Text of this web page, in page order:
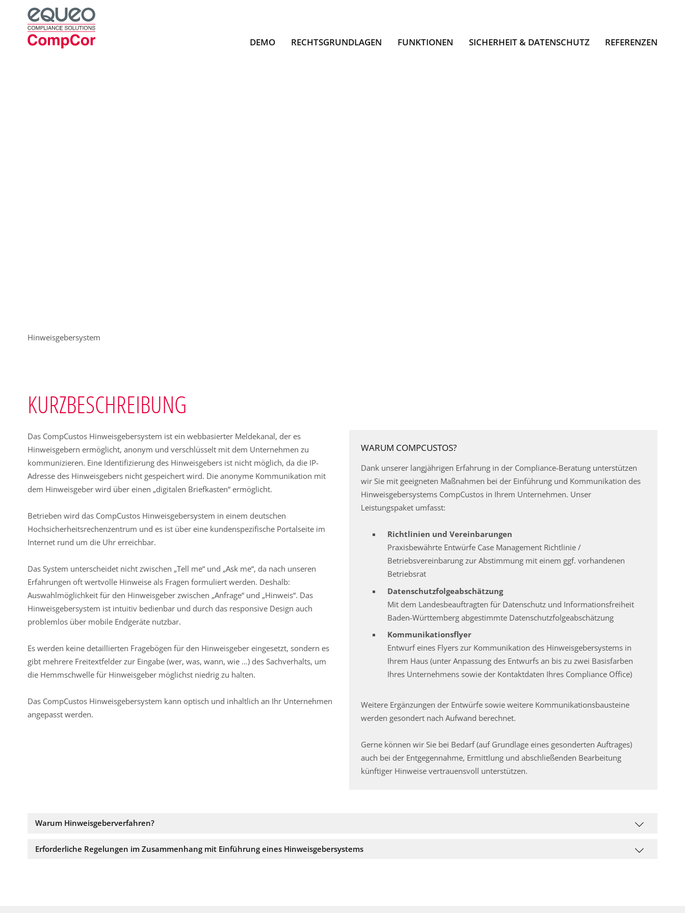
DEMO RECHTSGRUNDLAGEN FUNKTIONEN SICHERHEIT & DATENSCHUTZ REFERENZEN
Hinweisgebersystem
KURZBESCHREIBUNG
Das CompCustos Hinweisgebersystem ist ein webbasierter Meldekanal, der es
Hinweisgebern ermöglicht, anonym und verschlüsselt mit dem Unternehmen zu
kommunizieren. Eine Identifizierung des Hinweisgebers ist nicht möglich, da die IP-
Adresse des Hinweisgebers nicht gespeichert wird. Die anonyme Kommunikation mit
dem Hinweisgeber wird über einen „digitalen Briefkasten“ ermöglicht.
Betrieben wird das CompCustos Hinweisgebersystem in einem deutschen
Hochsicherheitsrechenzentrum und es ist über eine kundenspezifische Portalseite im
Internet rund um die Uhr erreichbar.
Das System unterscheidet nicht zwischen „Tell me“ und „Ask me“, da nach unseren
Erfahrungen oft wertvolle Hinweise als Fragen formuliert werden. Deshalb:
Auswahlmöglichkeit für den Hinweisgeber zwischen „Anfrage“ und „Hinweis“. Das
Hinweisgebersystem ist intuitiv bedienbar und durch das responsive Design auch
problemlos über mobile Endgeräte nutzbar.
Es werden keine detaillierten Fragebögen für den Hinweisgeber eingesetzt, sondern es
gibt mehrere Freitextfelder zur Eingabe (wer, was, wann, wie …) des Sachverhalts, um
die Hemmschwelle für Hinweisgeber möglichst niedrig zu halten.
Das CompCustos Hinweisgebersystem kann optisch und inhaltlich an Ihr Unternehmen
angepasst werden.
WARUM COMPCUSTOS?
Dank unserer langjährigen Erfahrung in der Compliance-Beratung unterstützen
wir Sie mit geeigneten Maßnahmen bei der Einführung und Kommunikation des
Hinweisgebersystems CompCustos in Ihrem Unternehmen. Unser
Leistungspaket umfasst:
Richtlinien und Vereinbarungen
Praxisbewährte Entwürfe Case Management Richtlinie /
Betriebsvereinbarung zur Abstimmung mit einem ggf. vorhandenen
Betriebsrat
Datenschutzfolgeabschätzung
Mit dem Landesbeauftragten für Datenschutz und Informationsfreiheit
Baden-Württemberg abgestimmte Datenschutzfolgeabschätzung
Kommunikationsflyer
Entwurf eines Flyers zur Kommunikation des Hinweisgebersystems in
Ihrem Haus (unter Anpassung des Entwurfs an bis zu zwei Basisfarben
Ihres Unternehmens sowie der Kontaktdaten Ihres Compliance Office)
Weitere Ergänzungen der Entwürfe sowie weitere Kommunikationsbausteine
werden gesondert nach Aufwand berechnet.
Gerne können wir Sie bei Bedarf (auf Grundlage eines gesonderten Auftrages)
auch bei der Entgegennahme, Ermittlung und abschließenden Bearbeitung
künftiger Hinweise vertrauensvoll unterstützen.
Warum Hinweisgeberverfahren?
Erforderliche Regelungen im Zusammenhang mit Einführung eines Hinweisgebersystems